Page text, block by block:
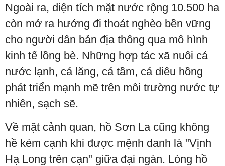
Ngoài ra, diện tích mặt nước rộng 10.500 ha
còn mở ra hướng đi thoát nghèo bền vững
cho người dân bản địa thông qua mô hình
kinh tế lồng bè. Những hợp tác xã nuôi cá
nước lạnh, cá lăng, cá tầm, cá diêu hồng
phát triển mạnh mẽ trên môi trường nước tự
nhiên, sạch sẽ.
Về mặt cảnh quan, hồ Sơn La cũng không
hề kém cạnh khi được mệnh danh là "Vịnh
Hạ Long trên cạn" giữa đại ngàn. Lòng hồ